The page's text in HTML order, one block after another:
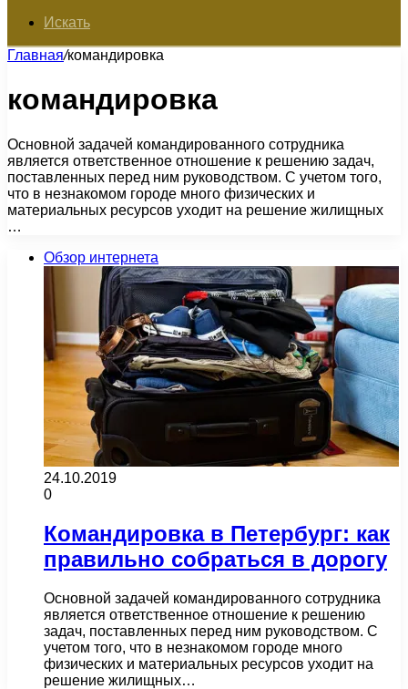
Искать
Главная/командировка
командировка
Основной задачей командированного сотрудника
является ответственное отношение к решению задач,
поставленных перед ним руководством. С учетом того,
что в незнакомом городе много физических и
материальных ресурсов уходит на решение жилищных
…
Обзор интернета
24.10.2019
0
Командировка в Петербург: как
правильно собраться в дорогу
Основной задачей командированного сотрудника
является ответственное отношение к решению
задач, поставленных перед ним руководством. С
учетом того, что в незнакомом городе много
физических и материальных ресурсов уходит на
решение жилищных…